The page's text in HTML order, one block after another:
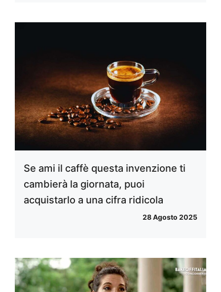
Se ami il caffè questa invenzione ti
cambierà la giornata, puoi
acquistarlo a una cifra ridicola
28 Agosto 2025